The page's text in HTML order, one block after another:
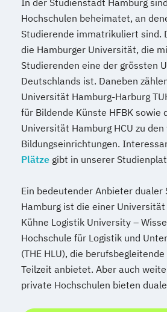
In der Studienstadt Hamburg
Hochschulen beheimatet, an
Studierende immatrikuliert sind.
die Hamburger Universität, die
Studierenden eine der grössten
Deutschlands ist. Daneben
Universität Hamburg-Harburg
für Bildende Künste HFBK sowie
Universität Hamburg HCU zu
Bildungseinrichtungen.
Plätze gibt in unserer
Ein bedeutender Anbieter dualer
Hamburg ist die einer
Kühne Logistik University –
Hochschule für Logistik und
(THE HLU), die
Teilzeit anbietet. Aber auch
private Hochschulen bieten